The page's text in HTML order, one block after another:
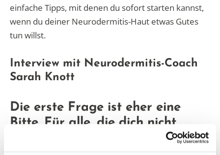
einfache Tipps, mit denen du sofort starten kannst,
wenn du deiner Neurodermitis-Haut etwas Gutes
tun willst.
Interview mit Neurodermitis-Coach
Sarah Knott
Die erste Frage ist eher eine
Bitte. Für alle, die dich nicht
kennen: Stell dich doch selbst